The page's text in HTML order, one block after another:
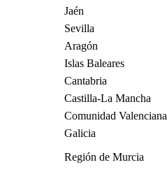
Jaén
Sevilla
Aragón
Islas Baleares
Cantabria
Castilla-La Mancha
Comunidad Valenciana
Galicia
Región de Murcia